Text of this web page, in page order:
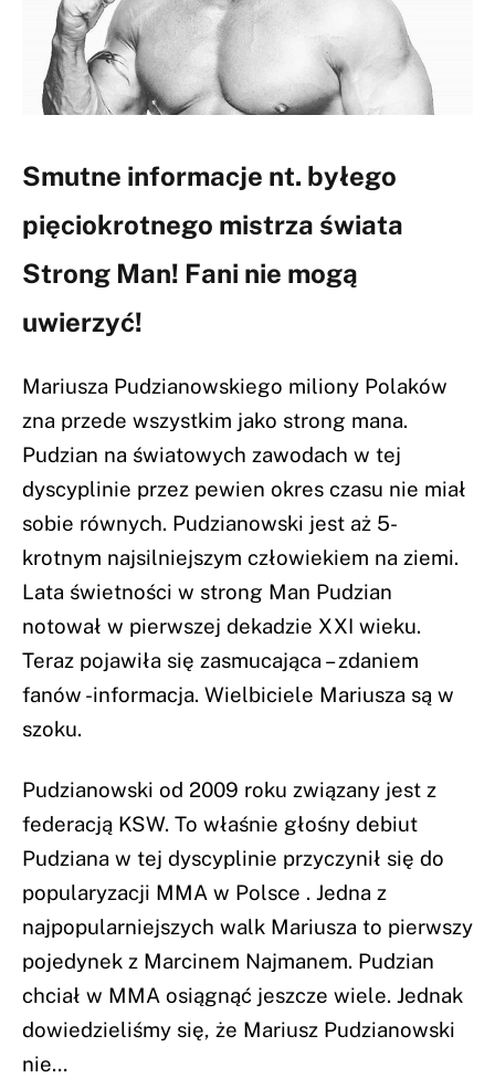
Smutne informacje nt. byłego
pięciokrotnego mistrza świata
Strong Man! Fani nie mogą
uwierzyć!
Mariusza Pudzianowskiego miliony Polaków
zna przede wszystkim jako strong mana.
Pudzian na światowych zawodach w tej
dyscyplinie przez pewien okres czasu nie miał
sobie równych. Pudzianowski jest aż 5-
krotnym najsilniejszym człowiekiem na ziemi.
Lata świetności w strong Man Pudzian
notował w pierwszej dekadzie XXI wieku.
Teraz pojawiła się zasmucająca – zdaniem
fanów -informacja. Wielbiciele Mariusza są w
szoku.
Pudzianowski od 2009 roku związany jest z
federacją KSW. To właśnie głośny debiut
Pudziana w tej dyscyplinie przyczynił się do
popularyzacji MMA w Polsce . Jedna z
najpopularniejszych walk Mariusza to pierwszy
pojedynek z Marcinem Najmanem. Pudzian
chciał w MMA osiągnąć jeszcze wiele. Jednak
dowiedzieliśmy się, że Mariusz Pudzianowski
nie…